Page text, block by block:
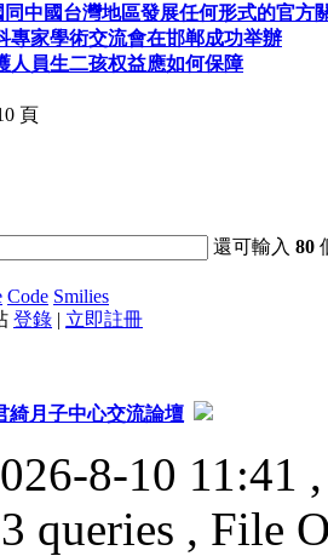
中國台灣地區發展任何形式的官方
專家學術交流會在邯郸成功举辦
人員生二孩权益應如何保障
頁
還可輸入80
Code Smilies
登錄 | 立即註冊
綺月子中心交流論壇
8-10 11:41
queries , File